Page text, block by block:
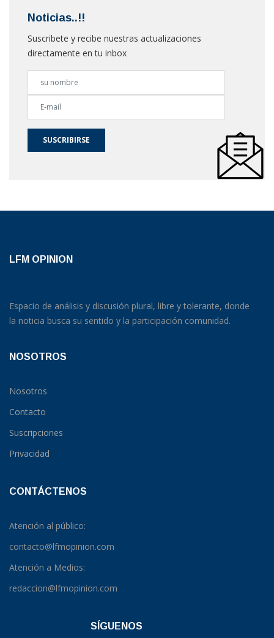
Noticias..!!
Suscribete y recibe nuestras actualizaciones
directamente en tu inbox
SUSCRIBIRSE
LFM OPINION
Espacio de análisis y discusión plural, libre y tolerante, donde
la noticia busca su sentido y la participación comunidad.
NOSOTROS
Nosotros
Contacto
Suscripciones
Privacidad
CONTÁCTENOS
Atención al público:
contacto@lfmopinion.com
Atención a Medios:
redaccion@lfmopinion.com
SÍGUENOS